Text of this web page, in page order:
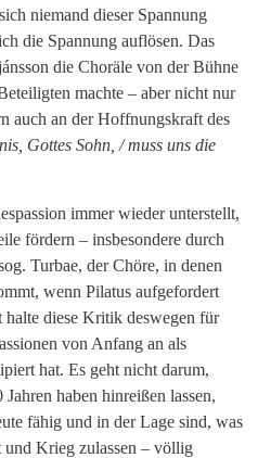
niemand dieser Spannung
die Spannung auflösen. Das
die Choräle von der Bühne
machte – aber nicht nur
auch an der Hoffnungskraft des
Gottes Sohn, / muss uns die
immer wieder unterstellt,
fördern – insbesondere durch
Turbae, der Chöre, in denen
wenn Pilatus aufgefordert
halte diese Kritik deswegen für
von Anfang an als
hat. Es geht nicht darum,
haben hinreißen lassen,
fähig und in der Lage sind, was
Krieg zulassen – völlig